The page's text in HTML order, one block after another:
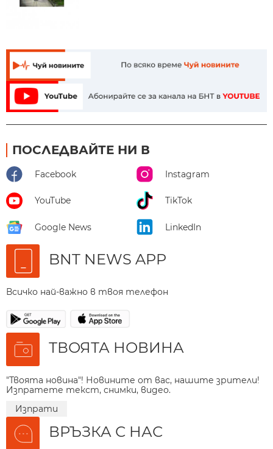
ПОСЛЕДВАЙТЕ НИ В
Facebook Instagram
YouTube TikTok
Google News LinkedIn
BNT NEWS APP
Всичко най-важно в твоя телефон
ТВОЯТА НОВИНА
"Твоята новина"! Новините от вас, нашите зрители!
Изпратете текст, снимки, видео.
Изпрати
ВРЪЗКА С НАС